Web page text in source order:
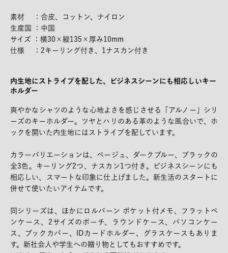
素材 ：合皮、コットン、ナイロン
生産国 ：中国
サイズ ：横30×縦135×厚み10mm
仕様 ：2キーリング付き、1ナスカン付き
内生地にストライプを配した、ビジネスシーンにも相応しいキー
ホルダー
爽やかなシャツのような心地よさを感じさせる「アルノー」シリ
ーズのキーホルダー。ツヤとハリのある革のような風合いで、ホ
ックを開いた内生地にはストライプを配しています。
カラーバリエーションは、ベージュ、ダークブルー、ブラックの
全3色。キーリング2つ、ナスカン1つ付き。ビジネスシーンにも
相応しい、スマートな印象に仕上げました。新生活のスタートに
併せて使いたいアイテムです。
同シリーズは、ほかにロルバーン ポケット付メモ、フラットペ
ンケース、2サイズのポーチ、ラウンドケース、パソコンケー
ス、ブックカバー、IDカードホルダー、グラスケースもありま
す。新社会人や学生への贈り物としてもおすすめです。